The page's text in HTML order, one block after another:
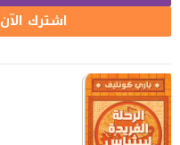
اشترك الآن